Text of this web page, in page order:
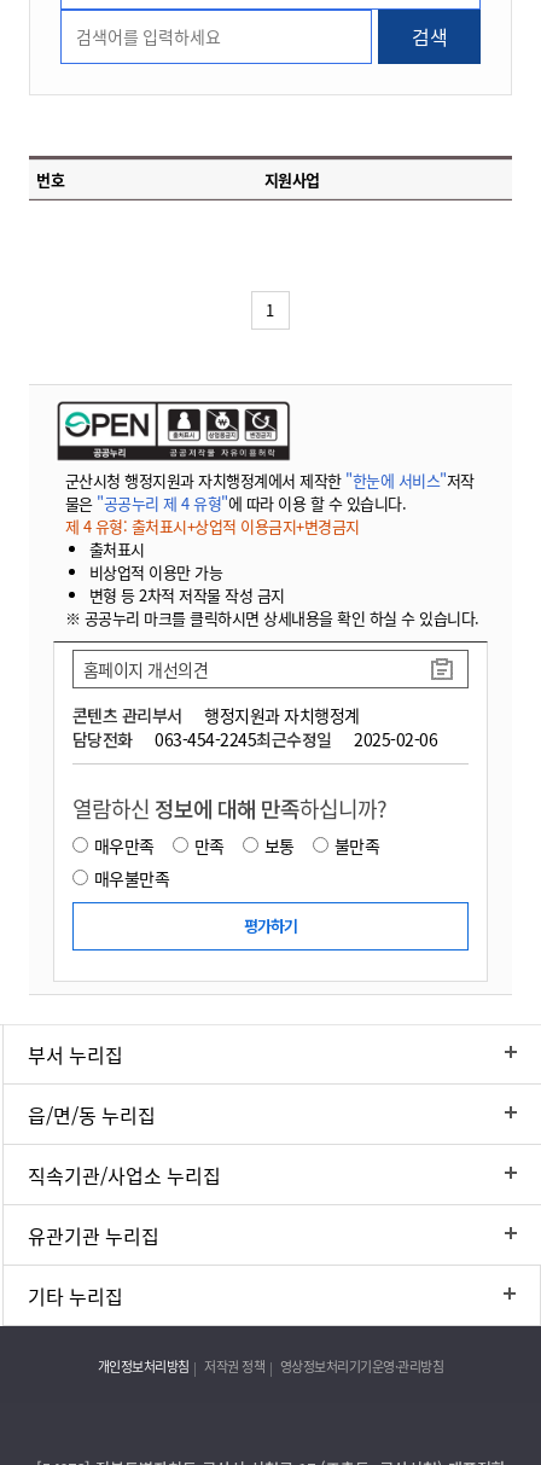
검색
번호 지원사업
1
군산시청 행정지원과 자치행정계에서 제작한 "한눈에 서비스"저작
물은 "공공누리 제 4 유형"에 따라 이용 할 수 있습니다.
제 4 유형: 출처표시+상업적 이용금지+변경금지
출처표시
비상업적 이용만 가능
변형 등 2차적 저작물 작성 금지
※ 공공누리 마크를 클릭하시면 상세내용을 확인 하실 수 있습니다.
콘텐츠 관리부서
행정지원과 자치행정계
담당전화
063-454-2245최근수정일 2025-02-06
홈페이지 개선의견
열람하신 정보에 대해 만족하십니까?
매우만족 만족 보통
불만족
매우불만족
부서 누리집
읍/면/동 누리집
직속기관/사업소 누리집
유관기관 누리집
기타 누리집
개인정보처리방침 저작권 정책 영상정보처리기기운영·관리방침